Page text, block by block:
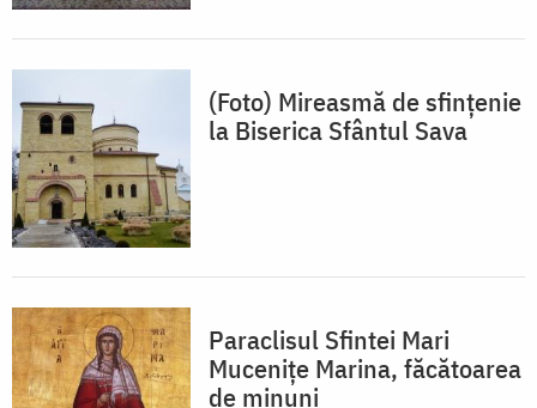
(Foto) Mireasmă de sfințenie
la Biserica Sfântul Sava
Paraclisul Sfintei Mari
Mucenițe Marina, făcătoarea
de minuni